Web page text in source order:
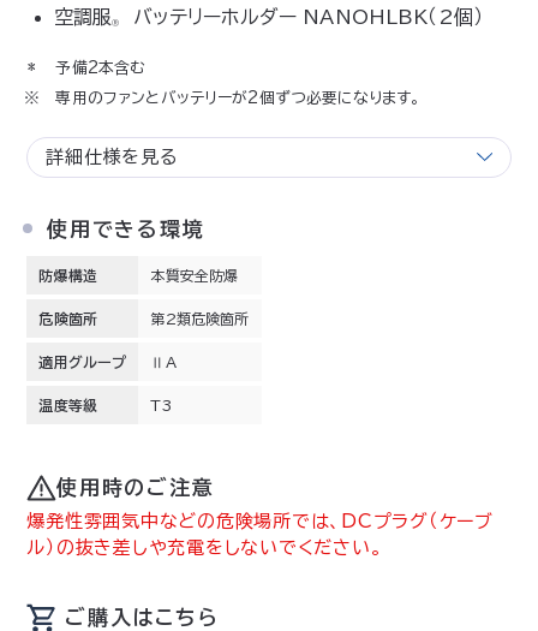
空調服Ⓡ バッテリーホルダー NANOHLBK（2個）
予備2本含む
専用のファンとバッテリーが2個ずつ必要になります。
詳細仕様を見る
使用できる環境
防爆構造 本質安全防爆
危険箇所 第2類危険箇所
適用グループ ⅡA
温度等級 T3
使用時のご注意
爆発性雰囲気中などの危険場所では、DCプラグ（ケーブ
ル）の抜き差しや充電をしないでください。
ご購入はこちら